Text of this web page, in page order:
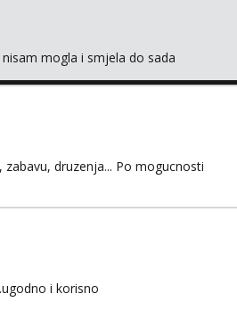
mogla i smjela do sada
druzenja... Po mogucnosti
i korisno